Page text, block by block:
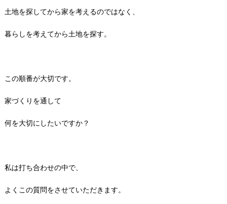
土地を探してから家を考えるのではなく、
暮らしを考えてから土地を探す。
この順番が大切です。
家づくりを通して
何を大切にしたいですか？
私は打ち合わせの中で、
よくこの質問をさせていただきます。